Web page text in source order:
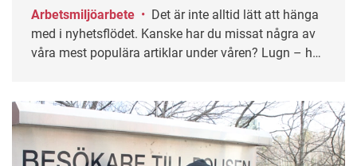
Arbetsmiljöarbete •
med i nyhetsflödet. Kanske har du missat några av
våra mest populära artiklar under våren? Lugn – här